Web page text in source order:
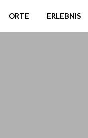
ORTE ERLEBNIS